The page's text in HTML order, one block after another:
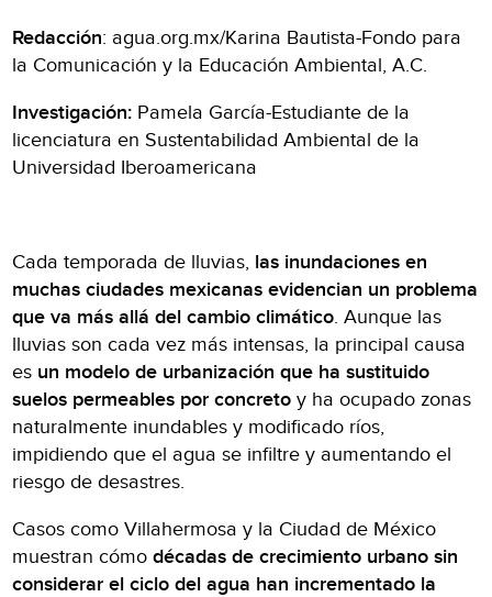
Redacción: agua.org.mx/Karina Bautista-Fondo para
la Comunicación y la Educación Ambiental, A.C.
Investigación: Pamela García-Estudiante de la
licenciatura en Sustentabilidad Ambiental de la
Universidad Iberoamericana
Cada temporada de lluvias, las inundaciones en
muchas ciudades mexicanas evidencian un problema
que va más allá del cambio climático. Aunque las
lluvias son cada vez más intensas, la principal causa
es un modelo de urbanización que ha sustituido
suelos permeables por concreto y ha ocupado zonas
naturalmente inundables y modificado ríos,
impidiendo que el agua se infiltre y aumentando el
riesgo de desastres.
Casos como Villahermosa y la Ciudad de México
muestran cómodécadas de crecimiento urbano sin
considerar el ciclo del agua han incrementado la